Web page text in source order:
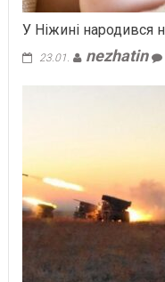
У Ніжині народився
23.01. nezhatin